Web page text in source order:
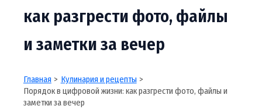
как разгрести фото, файлы
и заметки за вечер
Главная
Кулинария и рецепты
Порядок в цифровой жизни: как разгрести фото, файлы и
заметки за вечер